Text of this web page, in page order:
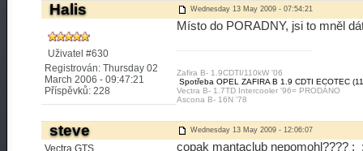
Halis Wednesday 13 May 2009 - 07:54:21
Uživatel #630
Registrován: Thursday 02
March 2006 - 09:47:21
Příspěvků: 228
Místo do PORADNY, jsi to mněl
Zafira B- 1.9CDTI/110kW '06
Spotřeba OPEL ZAFIRA B 1.9 CDTI ECOTEC
Vectra B- 1.7TD Intercooler '96= PRODÁNO
Ascona B- 16N '78
steve Wednesday 13 May 2009 - 12:06:07
Vectra GTS copak mantaclub nepomohl????